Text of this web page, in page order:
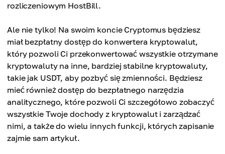
rozliczeniowym HostBill.
Ale nie tylko! Na swoim koncie Cryptomus będziesz
miał bezpłatny dostęp do konwertera kryptowalut,
który pozwoli Ci przekonwertować wszystkie otrzymane
kryptowaluty na inne, bardziej stabilne kryptowaluty,
takie jak USDT, aby pozbyć się zmienności. Będziesz
mieć również dostęp do bezpłatnego narzędzia
analitycznego, które pozwoli Ci szczegółowo zobaczyć
wszystkie Twoje dochody z kryptowalut i zarządzać
nimi, a także do wielu innych funkcji, których zapisanie
zajmie sam artykuł.